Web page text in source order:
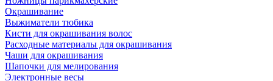
Окрашивание
Выжиматели тюбика
Кисти для окрашивания волос
Расходные материалы для окрашивания
Чаши для окрашивания
Шапочки для мелирования
Электронные весы